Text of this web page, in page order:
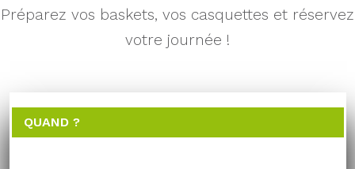
Préparez vos baskets, vos casquettes et réservez
votre journée !
QUAND ?